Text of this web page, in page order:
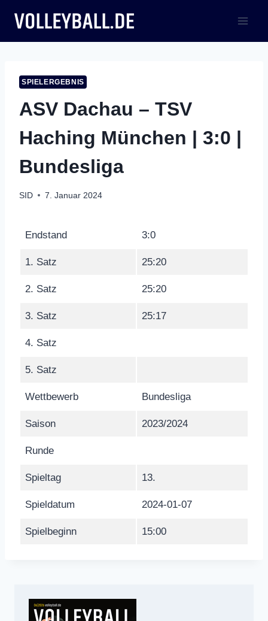
Inhalt
springen
SPIELERGEBNIS
ASV Dachau – TSV
Haching München | 3:0 |
Bundesliga
SID 7. Januar 2024
Endstand 3:0
1. Satz 25:20
2. Satz 25:20
3. Satz 25:17
4. Satz
5. Satz
Wettbewerb Bundesliga
Saison 2023/2024
Runde
Spieltag 13.
Spieldatum 2024-01-07
Spielbeginn 15:00